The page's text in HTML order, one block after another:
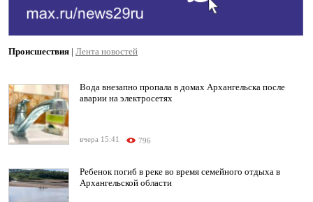
Происшествия | Лента новостей
Вода внезапно пропала в домах Архангельска после
аварии на электросетях
вчера 15:41 796
Ребенок погиб в реке во время семейного отдыха в
Архангельской области